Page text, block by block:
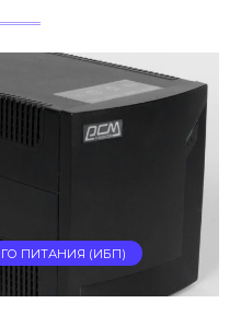
ПИТАНИЯ (ИБП)